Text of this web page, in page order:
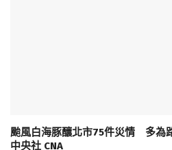
颱風白海豚釀北市75件災情 多為
中央社 CNA